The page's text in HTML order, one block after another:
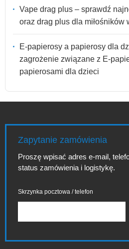
Vape drag plus – sprawdź
oraz drag plus dla miłośników
E-papierosy a papierosy dla
zagrożenie związane z E-
papierosami dla dzieci
Zapytanie zamówienia
Proszę wpisać adres e-mail,
status zamówienia i logistykę.
Skrzynka pocztowa / telefon